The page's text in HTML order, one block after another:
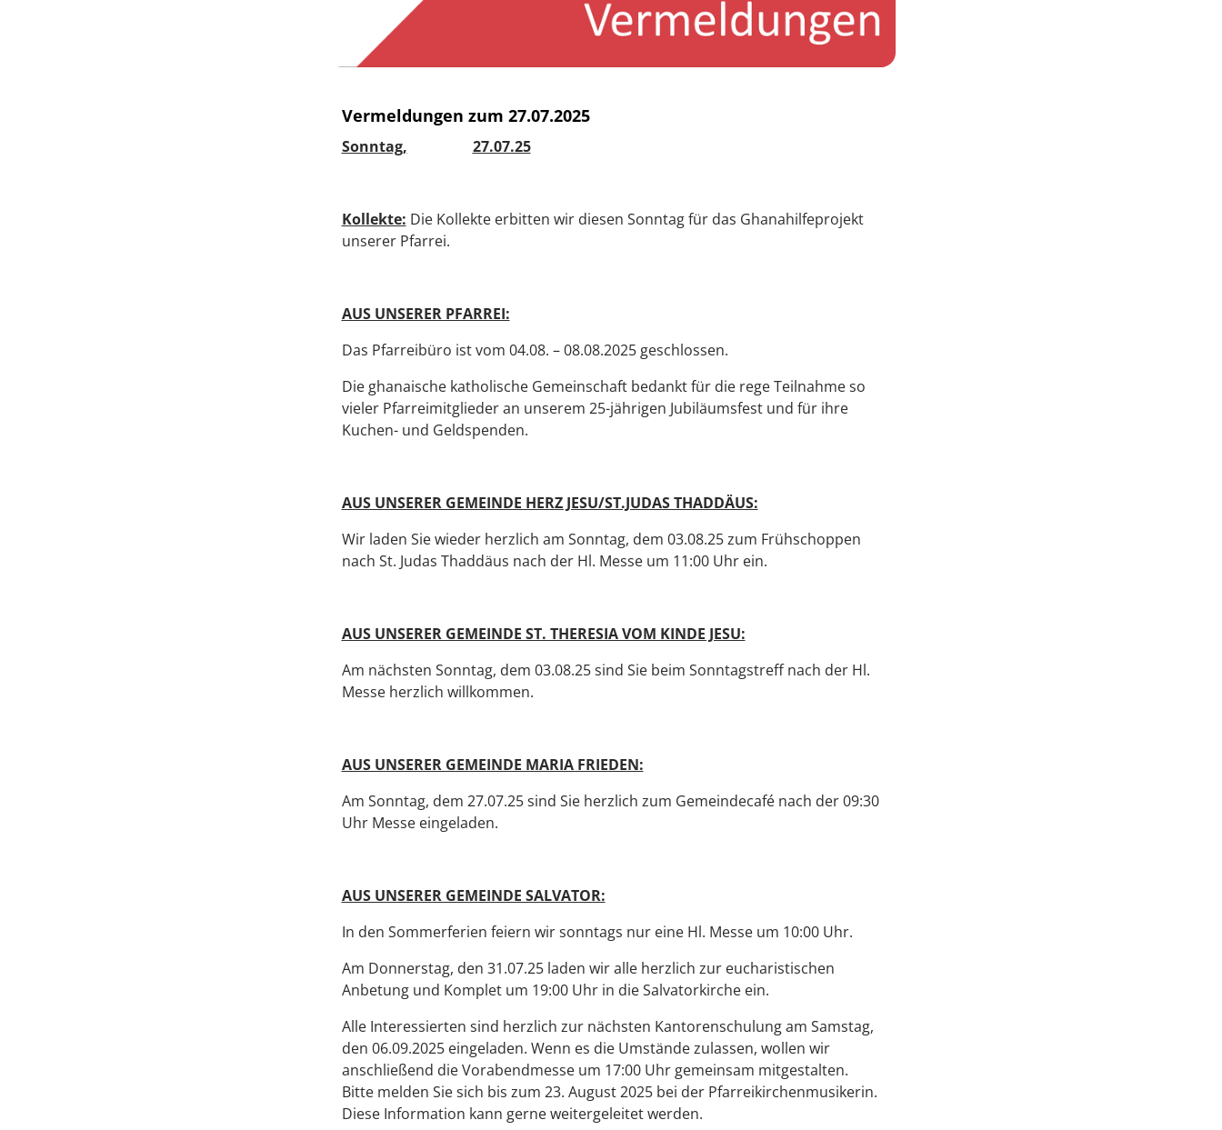
Vermeldungen zum 27.07.2025
Sonntag, 27.07.25
Kollekte: Die Kollekte erbitten wir diesen Sonntag für das Ghanahilfeprojekt
unserer Pfarrei.
AUS UNSERER PFARREI:
Das Pfarreibüro ist vom 04.08. – 08.08.2025 geschlossen.
Die ghanaische katholische Gemeinschaft bedankt für die rege Teilnahme so
vieler Pfarreimitglieder an unserem 25-jährigen Jubiläumsfest und für ihre
Kuchen- und Geldspenden.
AUS UNSERER GEMEINDE HERZ JESU/ST.JUDAS THADDÄUS:
Wir laden Sie wieder herzlich am Sonntag, dem 03.08.25 zum Frühschoppen
nach St. Judas Thaddäus nach der Hl. Messe um 11:00 Uhr ein.
AUS UNSERER GEMEINDE ST. THERESIA VOM KINDE JESU:
Am nächsten Sonntag, dem 03.08.25 sind Sie beim Sonntagstreff nach der Hl.
Messe herzlich willkommen.
AUS UNSERER GEMEINDE MARIA FRIEDEN:
Am Sonntag, dem 27.07.25 sind Sie herzlich zum Gemeindecafé nach der 09:30
Uhr Messe eingeladen.
AUS UNSERER GEMEINDE SALVATOR:
In den Sommerferien feiern wir sonntags nur eine Hl. Messe um 10:00 Uhr.
Am Donnerstag, den 31.07.25 laden wir alle herzlich zur eucharistischen
Anbetung und Komplet um 19:00 Uhr in die Salvatorkirche ein.
Alle Interessierten sind herzlich zur nächsten Kantorenschulung am Samstag,
den 06.09.2025 eingeladen. Wenn es die Umstände zulassen, wollen wir
anschließend die Vorabendmesse um 17:00 Uhr gemeinsam mitgestalten.
Bitte melden Sie sich bis zum 23. August 2025 bei der Pfarreikirchenmusikerin.
Diese Information kann gerne weitergeleitet werden.